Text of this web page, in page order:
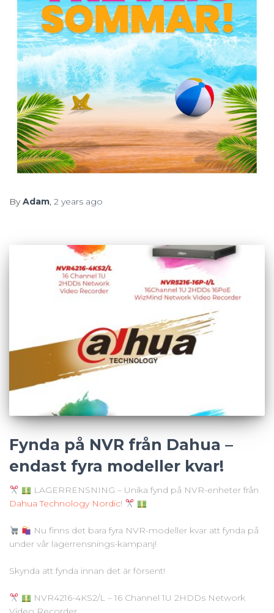
ByAdam, 2 years ago
Fynda på NVR från Dahua –
endast fyra modeller kvar!
LAGERRENSNING – Unika fynd på NVR-enheter från
Dahua Technology Nordic!
Nu finns det bara fyra NVR-modeller kvar att fynda på
under vår lagerrensnings-kampanj!
Skynda att fynda innan det är försent!
NVR4216-4KS2/L – 16 Channel 1U 2HDDs Network